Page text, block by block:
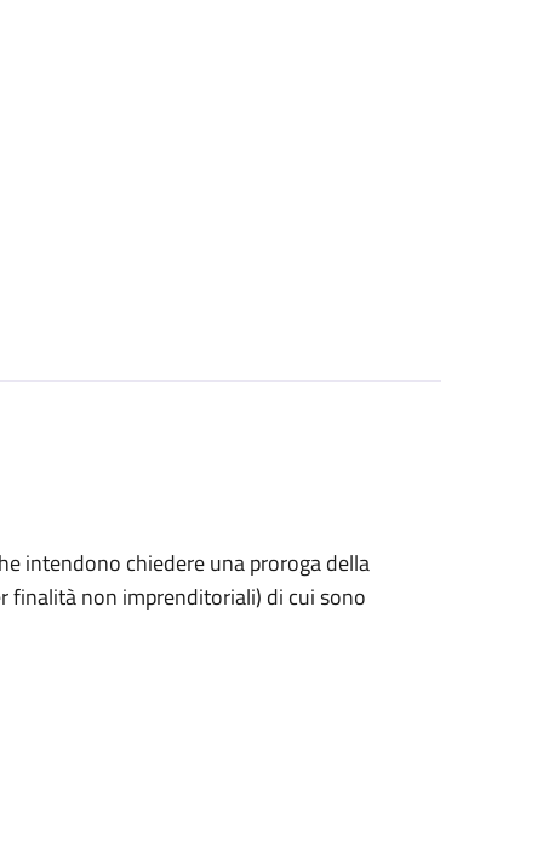
intendono chiedere una proroga della
finalità non imprenditoriali) di cui sono